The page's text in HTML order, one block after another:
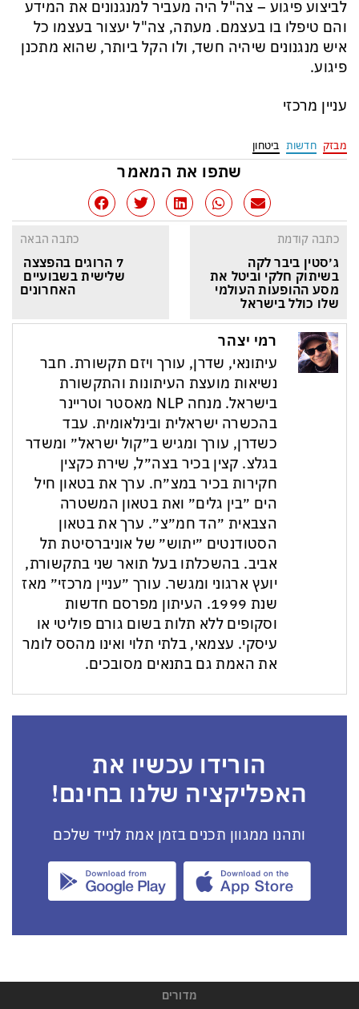
לביצוע פיגוע – צה"ל היה מעביר למנגנונים את המידע
והם טיפלו בו בעצמם. מעתה, צה"ל יעצור בעצמו כל
איש מנגנונים שיהיה חשד, ולו הקל ביותר, שהוא מתכנן
פיגוע.
עניין מרכזי
מבזק חדשות ביטחון
שתפו את המאמר
כתבה קודמת
ג׳סטין ביבר לקה
בשיתוק חלקי וביטל את
מסע ההופעות העולמי
שלו כולל בישראל
כתבה הבאה
7 הרוגים בהפצצה
שלישית בשבועיים
האחרונים
רמי יצהר
עיתונאי, שדרן, עורך ויזם תקשורת. חבר
נשיאות מועצת העיתונות והתקשורת
בישראל. מנחה NLP מאסטר וטריינר
בהכשרה ישראלית ובינלאומית. עבד
כשדרן, עורך ומגיש ב״קול ישראל״ ומשדר
בגלצ. קצין בכיר בצה״ל, שירת כקצין
חקירות בכיר במצ״ח. ערך את בטאון חיל
הים ״בין גלים״ ואת בטאון המשטרה
הצבאית ״הד חמ״צ״. ערך את בטאון
הסטודנטים ״יתוש״ של אוניברסיטת תל
אביב. בהשכלתו בעל תואר שני בתקשורת,
יועץ ארגוני ומגשר. עורך ״עניין מרכזי״ מאז
שנת 1999. העיתון מפרסם חדשות
וסקופים ללא תלות בשום גורם פוליטי או
עיסקי. עצמאי, בלתי תלוי ואינו מהסס לומר
את האמת גם בתנאים מסובכים.
הורידו עכשיו את
האפליקציה שלנו בחינם!
ותהנו ממגוון תכנים בזמן אמת לנייד שלכם
מדורים